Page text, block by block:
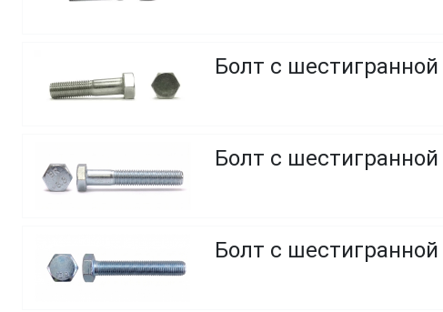
Болт с шестигранной
Болт с шестигранной
Болт с шестигранной